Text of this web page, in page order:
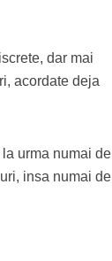
dar mai
acordate deja
urma numai de
insa numai de